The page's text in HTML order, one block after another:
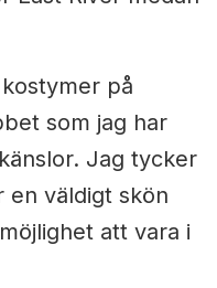
på
som jag har
Jag tycker
en väldigt skön
att vara i